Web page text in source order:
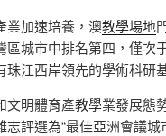
業加速培養，澳教學場地
區城市中排名第四，僅次
珠江西岸領先的學術科研
文明體育產教學業發展態
志評選為“最佳亞洲會議城